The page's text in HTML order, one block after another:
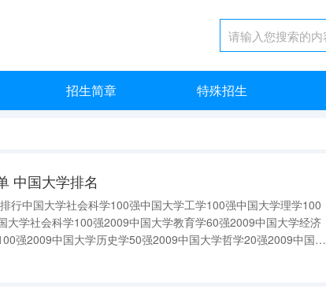
招生简章 特殊招生
中国大学排名
行中国大学社会科学100强中国大学工学100强中国大学理学100
大学社会科学100强2009中国大学教育学60强2009中国大学经济
强2009中国大学历史学50强2009中国大学哲学20强2009中国大
紧急：2011全国排名前20的大学？1北